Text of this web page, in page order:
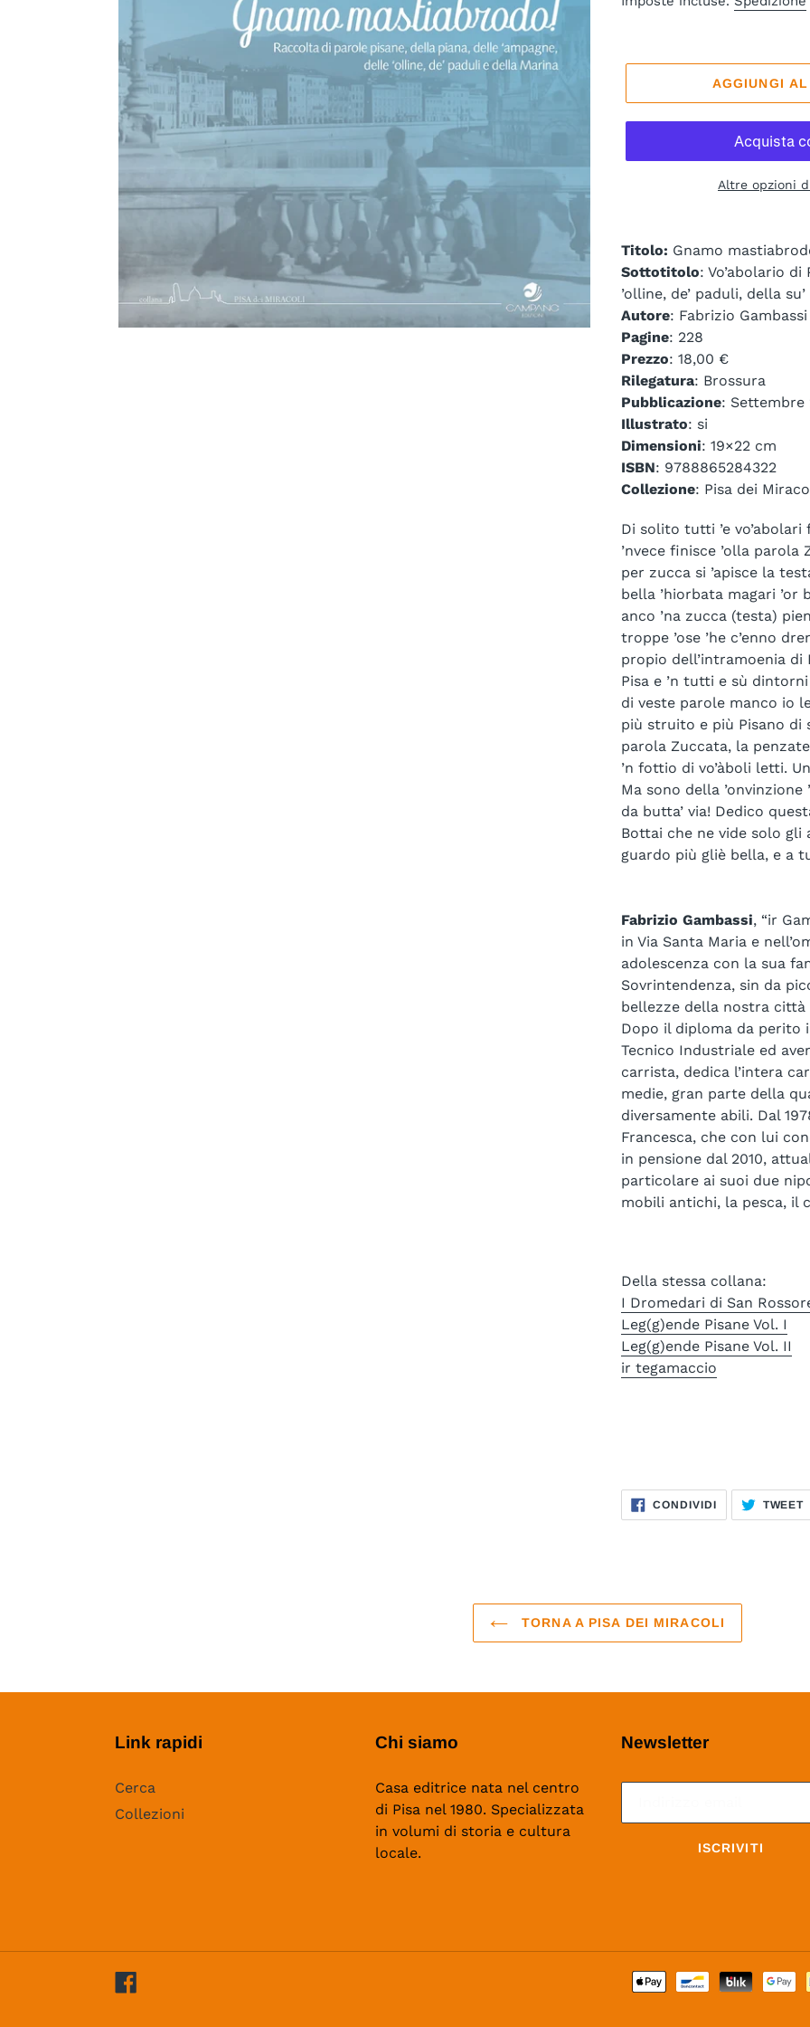
AGGIUNGI
Altre opzioni
Titolo: Gnamo
Sottotitolo: Vo’abolario
’olline, de’ paduli, della
Autore: Fabrizio Gambassi
Pagine: 228
Prezzo: 18,00 €
Rilegatura: Brossura
Pubblicazione: Settembre
Illustrato: si
Dimensioni: 19×22 cm
ISBN: 9788865284322
Collezione: Pisa dei
Di solito tutti ’e
’nvece finisce ’olla
per zucca si ’apisce la
bella ’hiorbata magari ’or
anco ’na zucca (testa)
troppe ’ose ’he c’enno
propio dell’intramoenia di
Pisa e ’n tutti e sù
di veste parole manco io
più struito e più Pisano di
parola Zuccata, la penzate
’n fottio di vo’àboli letti.
Ma sono della
da butta’ via! Dedico
Bottai che ne vide solo gli
guardo più gliè bella, e a
Fabrizio Gambassi, “ir
in Via Santa Maria e
adolescenza con la sua
Sovrintendenza, sin da
bellezze della nostra
Dopo il diploma da perito
Tecnico Industriale ed
carrista, dedica l’intera
medie, gran parte della
diversamente abili. Dal
Francesca, che con lui
in pensione dal 2010,
particolare ai suoi due
mobili antichi, la pesca, il
Della stessa collana:
I Dromedari di San
Leg(g)ende Pisane Vol. I
Leg(g)ende Pisane Vol. II
ir tegamaccio
CONDIVIDICONDIVIDI
SU
FACEBOOK
TWEET
TORNA A PISA DEI MIRACOLI
Link rapidi
Cerca
Collezioni
Chi siamo
Casa editrice nata nel centro
di Pisa nel 1980. Specializzata
in volumi di storia e cultura
locale.
Newsletter
ISCRIVITI